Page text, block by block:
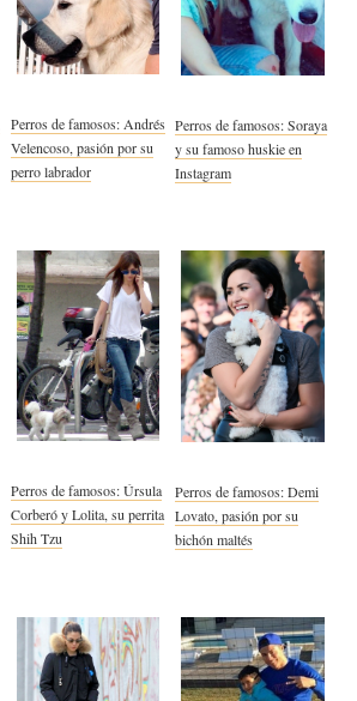
Perros de famosos: Andrés
Velencoso, pasión por su
perro labrador
Perros de famosos: Soraya
y su famoso huskie en
Instagram
Perros de famosos: Úrsula
Corberó y Lolita, su perrita
Shih Tzu
Perros de famosos: Demi
Lovato, pasión por su
bichón maltés